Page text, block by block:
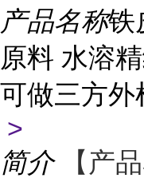
产品名称铁
原料 水溶
可做三方外
>
简介
【产